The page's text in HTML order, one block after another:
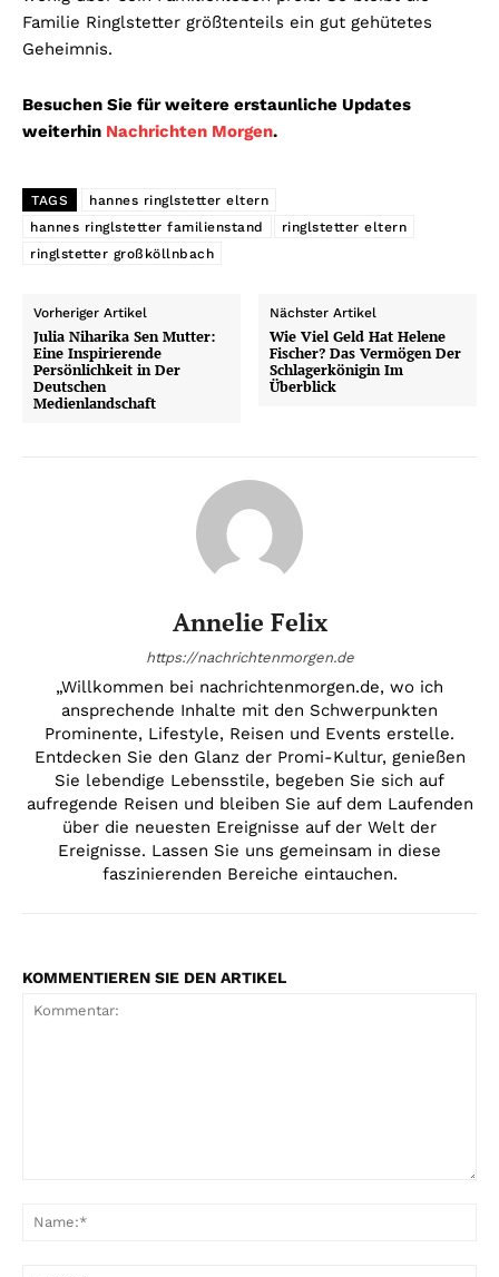
Familie Ringlstetter größtenteils ein gut gehütetes
Geheimnis.
Besuchen Sie für weitere erstaunliche Updates
weiterhin Nachrichten Morgen.
TAGS
hannes ringlstetter eltern
hannes ringlstetter familienstand
ringlstetter eltern
ringlstetter großköllnbach
Vorheriger Artikel
Julia Niharika Sen Mutter:
Eine Inspirierende
Persönlichkeit in Der
Deutschen
Medienlandschaft
Nächster Artikel
Wie Viel Geld Hat Helene
Fischer? Das Vermögen Der
Schlagerkönigin Im
Überblick
Annelie Felix
https://nachrichtenmorgen.de
„Willkommen bei nachrichtenmorgen.de, wo ich
ansprechende Inhalte mit den Schwerpunkten
Prominente, Lifestyle, Reisen und Events erstelle.
Entdecken Sie den Glanz der Promi-Kultur, genießen
Sie lebendige Lebensstile, begeben Sie sich auf
aufregende Reisen und bleiben Sie auf dem Laufenden
über die neuesten Ereignisse auf der Welt der
Ereignisse. Lassen Sie uns gemeinsam in diese
faszinierenden Bereiche eintauchen.
KOMMENTIEREN SIE DEN ARTIKEL